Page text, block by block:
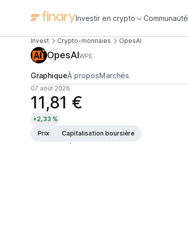
Investir en crypto Communauté
Invest Crypto-monnaies OpesAI
OpesAIWPE
GraphiqueÀ proposMarchés
07 août 2026
11,81 €
+2,33 %
Prix
Capitalisation boursière